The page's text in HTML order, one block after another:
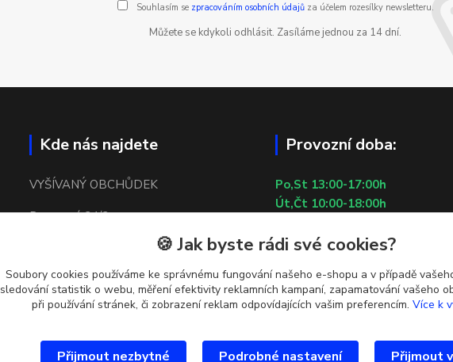
Souhlasím se zpracováním osobních údajůza účelem rozesílky newsletteru.
Můžete se kdykoli odhlásit. Zasíláme jednou za 14 dní.
Kde nás najdete
VYŠÍVANÝ OBCHŮDEK
Bronzová 24/2
kulaté náměstí u metra Lužiny
Provozní doba:
Po,St 13:00-17:00h
Út,Čt 10:00-18:00h
So,Ne ZAVŘENO
🍪 Jak byste rádi své cookies?
Soubory cookies používáme ke správnému fungování našeho e-shopu a v případě
sledování statistik o webu, měření efektivity reklamních kampaní, zapamatování vašeho
při používání stránek, či zobrazení reklam odpovídajících vašim preferencím. Více k
Přijmout nezbytné Podrobné nastavení Přijmout